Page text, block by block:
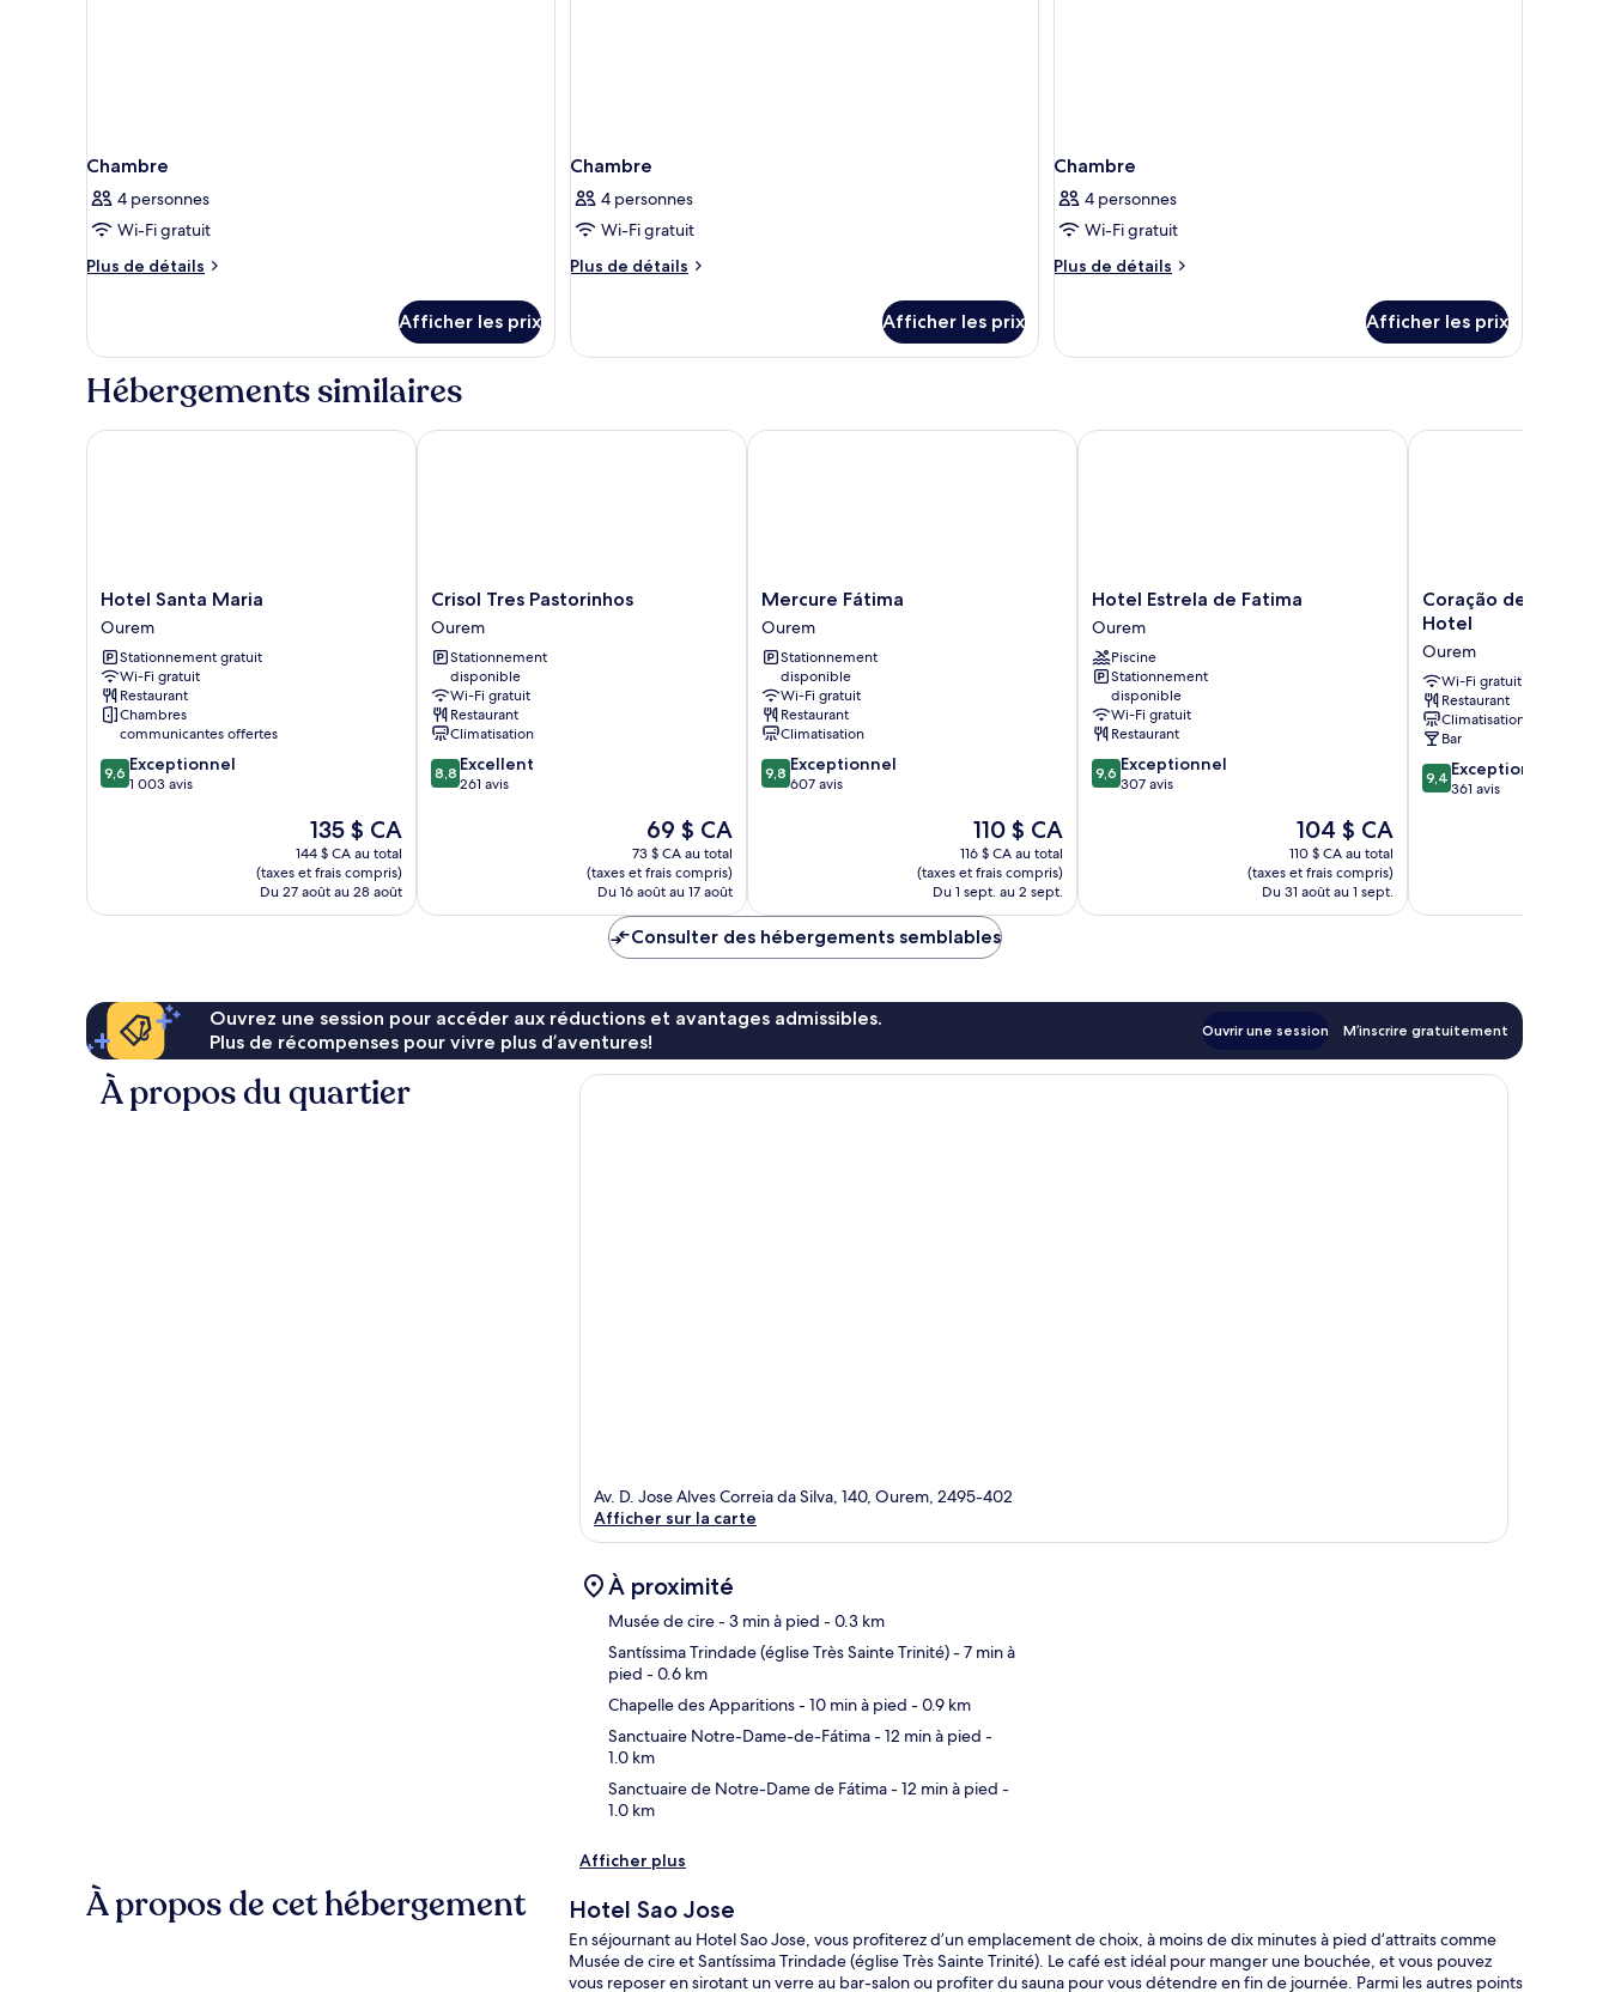
Chambre
4 personnes
Wi-Fi gratuit
Plus de détails
Plus
Chambre
Afficher les prix
Chambre
4 personnes
Wi-Fi gratuit
Plus de détails
Plus
Chambre
Afficher les prix
Chambre
4 personnes
Wi-Fi gratuit
Plus de détails
Plus
Chambre
Afficher les prix
Hébergements similaires
Hotel
Santa
Maria
Ourem
Hotel Santa Maria
Ourem
Stationnement gratuit
Wi-Fi gratuit
Restaurant
Chambres
communicantes offertes
9.6
sur
9,6 Exceptionnel
1 003 avis
Le
prix
est
de
135 $ CA
135 $ CA
144 $ CA au total
(taxes et frais compris)
Du 27 août au 28 août
Hotel Santa Maria
Crisol
Tres
Pastorinhos
Ourem
Crisol Tres Pastorinhos
Ourem
Stationnement
disponible
Wi-Fi gratuit
Restaurant
Climatisation
8.8
sur
8,8 Excellent
261 avis
Le
prix
est
de
69 $ CA
69 $ CA
73 $ CA au total
(taxes et frais compris)
Du 16 août au 17 août
Crisol Tres Pastorinhos
Mercure
Fátima
Ourem
Mercure Fátima
Ourem
Stationnement
disponible
Wi-Fi gratuit
Restaurant
Climatisation
9.8
sur
9,8 Exceptionnel
607 avis
Le
prix
est
de
110 $ CA
110 $ CA
116 $ CA au total
(taxes et frais compris)
Du 1 sept. au 2 sept.
Mercure Fátima
Hotel
Estrela
de
Fatima
Ourem
Hotel Estrela de Fatima
Ourem
Piscine
Stationnement
disponible
Wi-Fi gratuit
Restaurant
9.6
sur
9,6 Exceptionnel
307 avis
Le
prix
est
de
104 $ CA
104 $ CA
110 $ CA au total
(taxes et frais compris)
Du 31 août au 1 sept.
Hotel Estrela de Fatima
Coração
de
Boutique
Hotel
Ourem
Coração de Fátima
Hotel
Ourem
Wi-Fi gratuit
Restaurant
Climatisation
Bar
9.4
sur
9,4 Exceptionnel
361 avis
Coração de Fátima
Consulter des hébergements semblables
Ouvrez une session pour accéder aux réductions et avantages admissibles.
Plus de récompenses pour vivre plus d’aventures!
Ouvrir une session M’inscrire gratuitement
À propos du quartier
Av. D. Jose Alves Correia da Silva, 140, Ourem, 2495-402
Afficher sur la carte
À proximité
Musée de cire- 3 min à pied - 0.3 km
Santíssima Trindade (église Très Sainte Trinité)- 7 min à
pied - 0.6 km
Chapelle des Apparitions- 10 min à pied - 0.9 km
Sanctuaire Notre-Dame-de-Fátima- 12 min à pied -
1.0 km
Sanctuaire de Notre-Dame de Fátima- 12 min à pied -
1.0 km
Afficher plus
À propos de cet hébergement Hotel Sao Jose
En séjournant au Hotel Sao Jose, vous profiterez d’un emplacement de choix, à moins de dix minutes à pied d’attraits comme
Musée de cire et Santíssima Trindade (église Très Sainte Trinité). Le café est idéal pour manger une bouchée, et vous pouvez
vous reposer en sirotant un verre au bar-salon ou profiter du sauna pour vous détendre en fin de journée. Parmi les autres points